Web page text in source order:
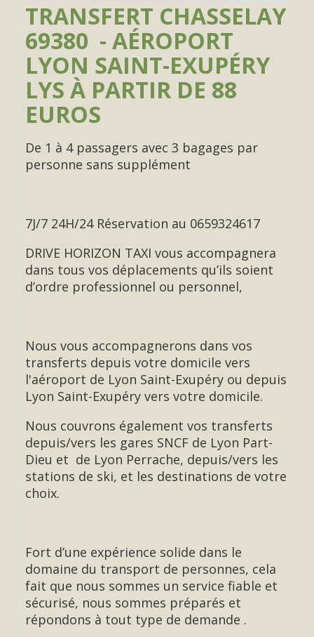
TRANSFERT CHASSELAY
69380 - AÉROPORT
LYON SAINT-EXUPÉRY
LYS À PARTIR DE 88
EUROS
De 1 à 4 passagers avec 3 bagages par
personne sans supplément
7J/7 24H/24 Réservation au 0659324617
DRIVE HORIZON TAXI vous accompagnera
dans tous vos déplacements qu’ils soient
d’ordre professionnel ou personnel,
Nous vous accompagnerons dans vos
transferts depuis votre domicile vers
l'aéroport de Lyon Saint-Exupéry ou depuis
Lyon Saint-Exupéry vers votre domicile.
Nous couvrons également vos transferts
depuis/vers les gares SNCF de Lyon Part-
Dieu et de Lyon Perrache, depuis/vers les
stations de ski, et les destinations de votre
choix.
Fort d’une expérience solide dans le
domaine du transport de personnes, cela
fait que nous sommes un service fiable et
sécurisé, nous sommes préparés et
répondons à tout type de demande .